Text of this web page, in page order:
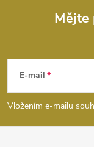
p
a
Mějte
E-mail
Vložením e-mailu